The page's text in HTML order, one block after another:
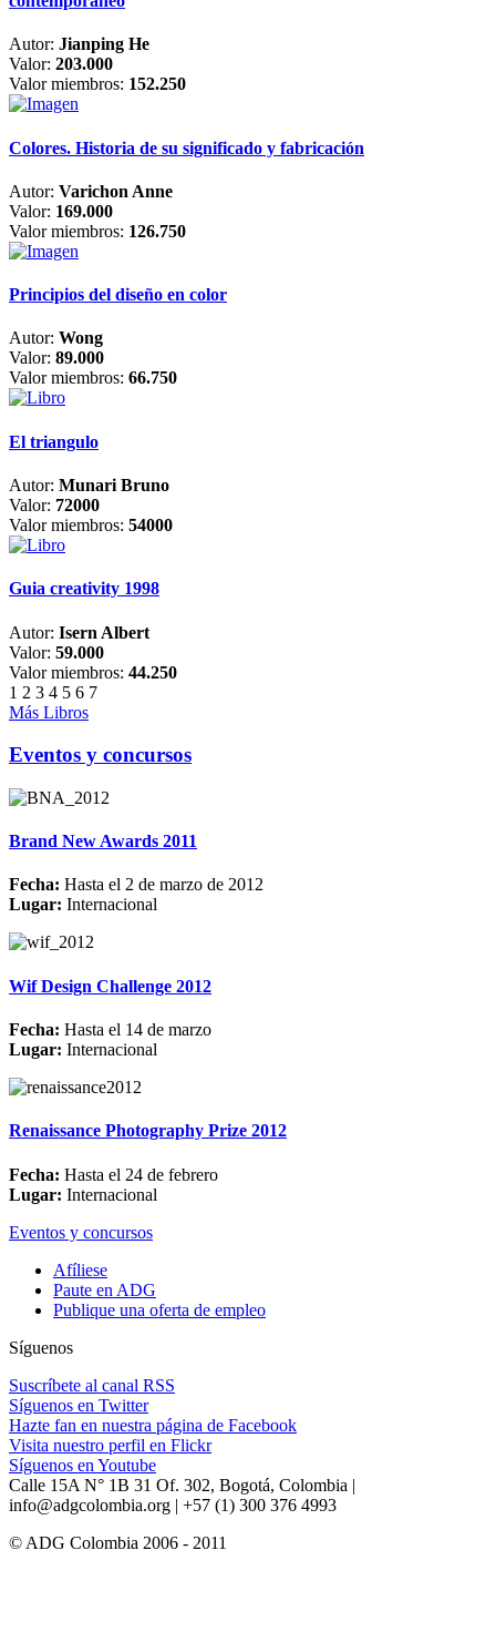
Autor: Jianping He
Valor: 203.000
Valor miembros: 152.250
Colores. Historia de su significado y fabricación
Autor: Varichon Anne
Valor: 169.000
Valor miembros: 126.750
Principios del diseño en color
Autor: Wong
Valor: 89.000
Valor miembros: 66.750
El triangulo
Autor: Munari Bruno
Valor: 72000
Valor miembros: 54000
Guia creativity 1998
Autor: Isern Albert
Valor: 59.000
Valor miembros: 44.250
1 2 3 4 5 6 7
Más Libros
Eventos y concursos
Brand New Awards 2011
Fecha: Hasta el 2 de marzo de 2012
Lugar: Internacional
Wif Design Challenge 2012
Fecha: Hasta el 14 de marzo
Lugar: Internacional
Renaissance Photography Prize 2012
Fecha: Hasta el 24 de febrero
Lugar: Internacional
Eventos y concursos
Afíliese
Paute en ADG
Publique una oferta de empleo
Síguenos
Suscríbete al canal RSS
Síguenos en Twitter
Hazte fan en nuestra página de Facebook
Visita nuestro perfil en Flickr
Síguenos en Youtube
Calle 15A N° 1B 31 Of. 302, Bogotá, Colombia |
info@adgcolombia.org | +57 (1) 300 376 4993
© ADG Colombia 2006 - 2011